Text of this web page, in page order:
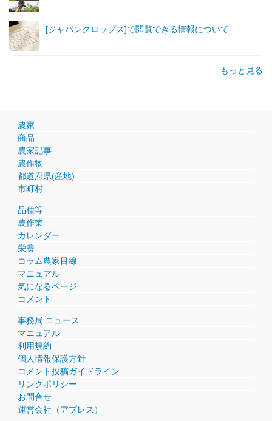
[ジャパンクロップス]で閲覧できる情報について
もっと見る
農家
商品
農家記事
農作物
都道府県(産地)
市町村
品種等
農作業
カレンダー
栄養
コラム農家目線
マニュアル
気になるページ
コメント
事務局 ニュース
マニュアル
利用規約
個人情報保護方針
コメント投稿ガイドライン
リンクポリシー
お問合せ
運営会社（アプレス）